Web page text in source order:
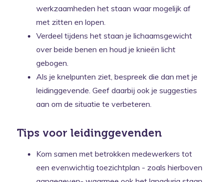
werkzaamheden het staan waar mogelijk af
met zitten en lopen.
Verdeel tijdens het staan je lichaamsgewicht
over beide benen en houd je knieën licht
gebogen.
Als je knelpunten ziet, bespreek die dan met je
leidinggevende. Geef daarbij ook je suggesties
aan om de situatie te verbeteren.
Tips voor leidinggevenden
Kom samen met betrokken medewerkers tot
een evenwichtig toezichtplan - zoals hierboven